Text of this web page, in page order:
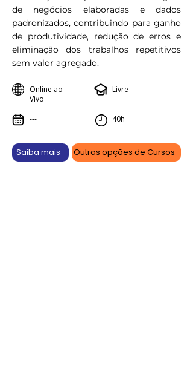
de negócios elaboradas e dados
padronizados, contribuindo para ganho
de produtividade, redução de erros e
eliminação dos trabalhos repetitivos
sem valor agregado.
Online ao
Vivo
---
Livre
40h
Saiba mais Outras opções de Cursos